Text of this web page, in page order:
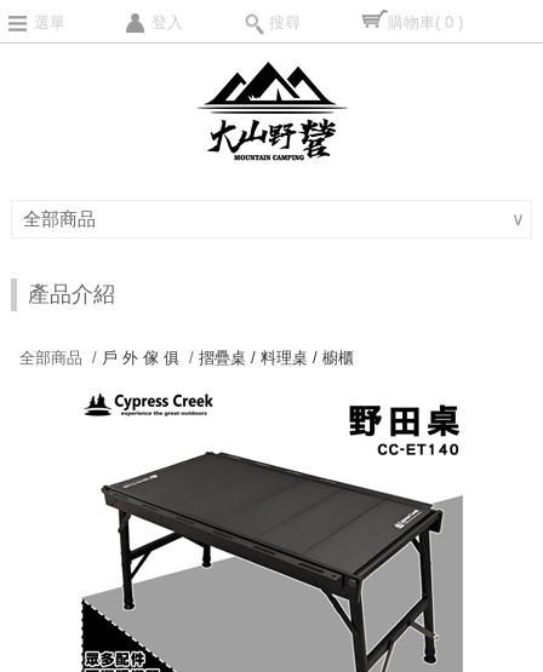
選單 登入 搜尋 購物車( 0 )
全部商品 ∨
產品介紹
全部商品 / 戶 外 傢 俱 /摺疊桌 / 料理桌 / 櫥櫃